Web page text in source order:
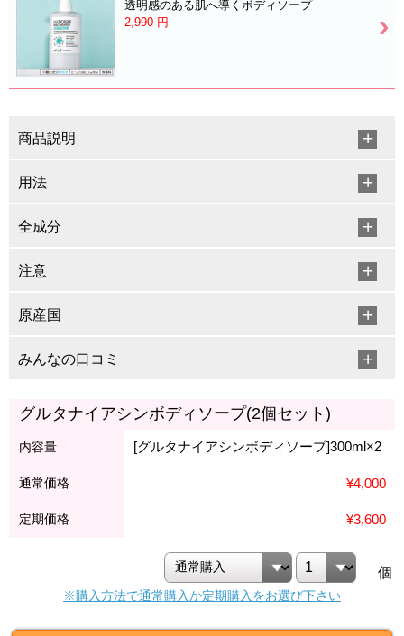
透明感のある肌へ導くボディソープ
2,990 円
商品説明
用法
全成分
注意
原産国
みんなの口コミ
グルタナイアシンボディソープ(2個セット)
内容量 [グルタナイアシンボディソープ]300ml×2
通常価格 ¥4,000
定期価格 ¥3,600
個
※購入方法で通常購入か定期購入をお選び下さい